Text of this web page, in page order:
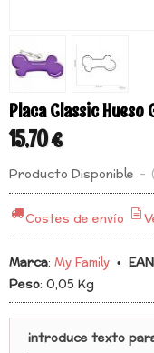
Placa Classic Hueso
15,70 €
Producto Disponible -
Costes de envío
Marca: My Family •
Peso: 0,05 Kg
introduce texto